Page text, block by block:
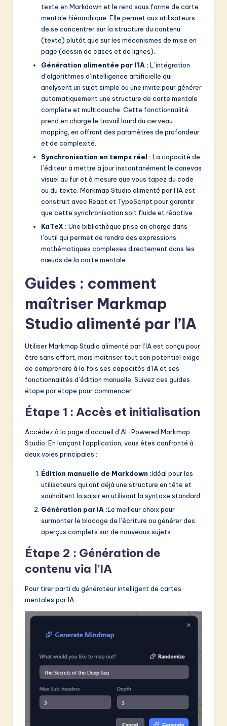
texte en Markdown et le rend sous forme de carte
mentale hiérarchique. Elle permet aux utilisateurs
de se concentrer sur la structure du contenu
(texte) plutôt que sur les mécanismes de mise en
page (dessin de cases et de lignes).
Génération alimentée par l’IA : L’intégration
d’algorithmes d’intelligence artificielle qui
analysent un sujet simple ou une invite pour générer
automatiquement une structure de carte mentale
complète et multicouche. Cette fonctionnalité
prend en charge le travail lourd du cerveau-
mapping, en offrant des paramètres de profondeur
et de complexité.
Synchronisation en temps réel : La capacité de
l’éditeur à mettre à jour instantanément le canevas
visuel au fur et à mesure que vous tapez du code
ou du texte. Markmap Studio alimenté par l’IA est
construit avec React et TypeScript pour garantir
que cette synchronisation soit fluide et réactive.
KaTeX : Une bibliothèque prise en charge dans
l’outil qui permet de rendre des expressions
mathématiques complexes directement dans les
nœuds de la carte mentale.
Guides : comment
maîtriser Markmap
Studio alimenté par l’IA
Utiliser Markmap Studio alimenté par l’IA est conçu pour
être sans effort, mais maîtriser tout son potentiel exige
de comprendre à la fois ses capacités d’IA et ses
fonctionnalités d’édition manuelle. Suivez ces guides
étape par étape pour commencer.
Étape 1 : Accès et initialisation
Accédez à la page d’accueil d’AI-Powered Markmap
Studio. En lançant l’application, vous êtes confronté à
deux voies principales :
Édition manuelle de Markdown :Idéal pour les
utilisateurs qui ont déjà une structure en tête et
souhaitent la saisir en utilisant la syntaxe standard.
Génération par IA :Le meilleur choix pour
surmonter le blocage de l’écriture ou générer des
aperçus complets sur de nouveaux sujets.
Étape 2 : Génération de
contenu via l’IA
Pour tirer parti du générateur intelligent de cartes
mentales par IA :